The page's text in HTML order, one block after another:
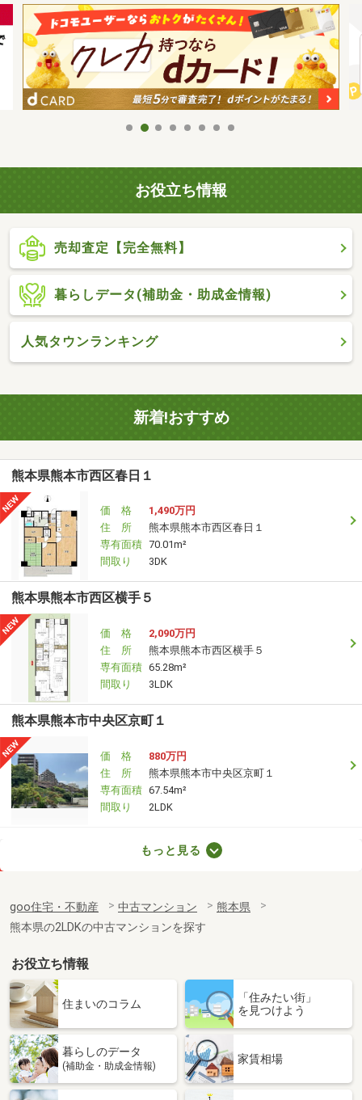
お役立ち情報
売却査定【完全無料】
暮らしデータ(補助金・助成金情報)
人気タウンランキング
新着!おすすめ
熊本県熊本市西区春日１
価 格
1,490万円
住 所
熊本県熊本市西区春日１
専有面積 70.01m²
間取り
3DK
熊本県熊本市西区横手５
価 格
2,090万円
住 所
熊本県熊本市西区横手５
専有面積 65.28m²
間取り
3LDK
熊本県熊本市中央区京町１
価 格
880万円
住 所
熊本県熊本市中央区京町１
専有面積 67.54m²
間取り
2LDK
熊本県熊本市中央区九品寺５
専有面積 62.75m²
間取り
2LDK
熊本県熊本市中央区坪井３
価 格
2,500万円
熊本県熊本市中央区坪井３
専有面積 88.8m²
間取り
熊本県熊本市中央区南坪井町
もっと見る
goo住宅・不動産 中古マンション
熊本県
熊本県の2LDKの中古マンションを探す
お役立ち情報
住まいのコラム
「住みたい街」
を見つけよう
暮らしのデータ
(補助金・助成金情報)
家賃相場